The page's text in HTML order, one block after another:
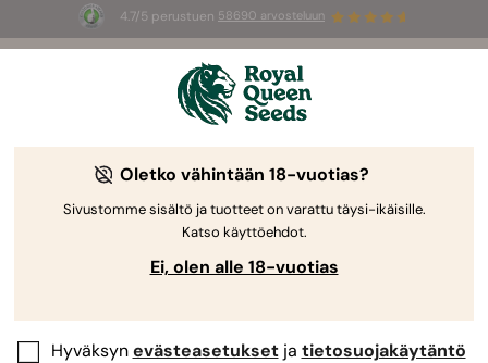
4.7/5 perustuen 58690 arvosteluun
Kannabiksen siemenhaku
Haluaisin kasvattaa…
Oletko vähintään 18-vuotias?
Sivustomme sisältö ja tuotteet on varattu täysi-ikäisille.
Katso käyttöehdot.
Ei, olen alle 18-vuotias
Hyväksynevästeasetuksetja tietosuojakäytäntö